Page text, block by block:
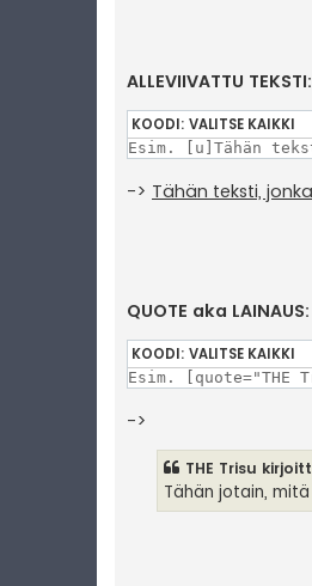
ALLEVIIVATTU TEKSTI:
KOODI: VALITSE KAIKKI
Esim. [u]Tähän
-> Tähän teksti,
QUOTE aka LAINAUS:
KOODI: VALITSE KAIKKI
Esim. [quote="THE
->
THE Trisu
Tähän jotain, mitä